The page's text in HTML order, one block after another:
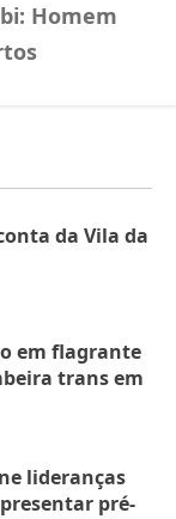
Homem
da Vila da
em flagrante
trans em
lideranças
pré-